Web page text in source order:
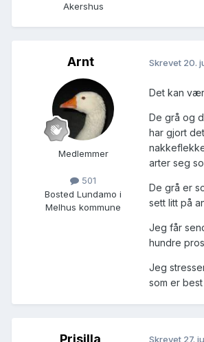
Akershus
Arnt
Medlemmer
501
Bosted Lundamo i
Melhus kommune
Skrevet 20.
Det kan
De grå og
har gjort
arter seg
De grå er
sett litt på
Jeg får
hundre
Jeg
som er
Prisilla Skrevet 27.